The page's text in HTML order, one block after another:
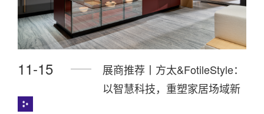
11-15
展商推荐丨方太&FotileStyle：
以智慧科技，重塑家居场域新